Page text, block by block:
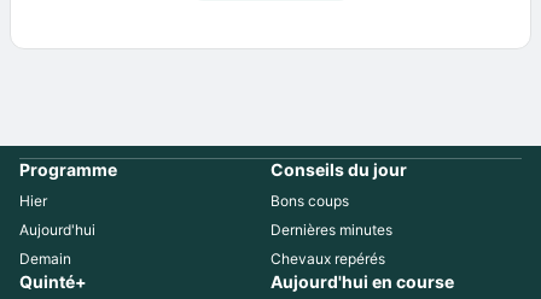
Programme
Hier
Aujourd'hui
Demain
Conseils du jour
Bons coups
Dernières minutes
Chevaux repérés
Quinté+ Aujourd'hui en course